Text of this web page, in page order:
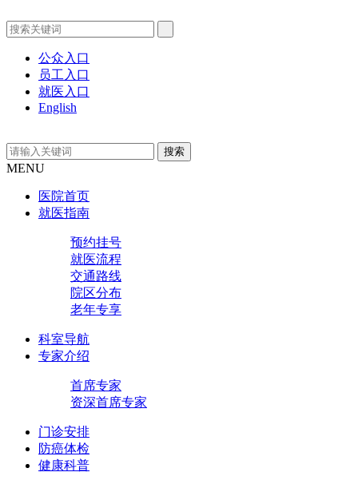
公众入口
员工入口
就医入口
English
MENU
医院首页
就医指南
预约挂号
就医流程
交通路线
院区分布
老年专享
科室导航
专家介绍
首席专家
资深首席专家
门诊安排
防癌体检
健康科普